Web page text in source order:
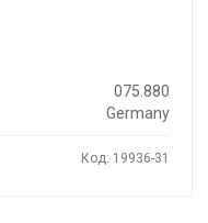
075.880
Germany
Код: 19936-31